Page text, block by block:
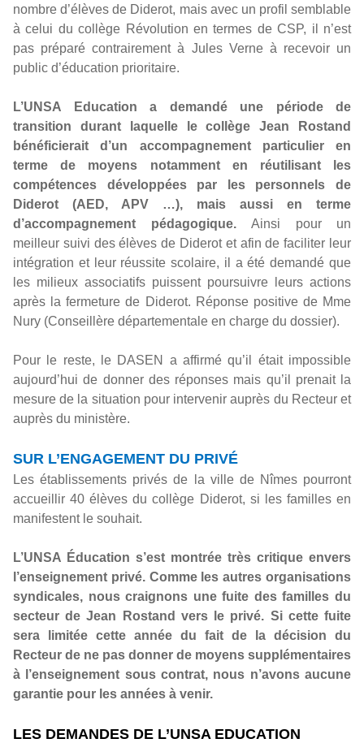
nombre d’élèves de Diderot, mais avec un profil semblable
à celui du collège Révolution en termes de CSP, il n’est
pas préparé contrairement à Jules Verne à recevoir un
public d’éducation prioritaire.
L’UNSA Education a demandé une période de
transition durant laquelle le collège Jean Rostand
bénéficierait d’un accompagnement particulier en
terme de moyens notamment en réutilisant les
compétences développées par les personnels de
Diderot (AED, APV …), mais aussi en terme
d’accompagnement pédagogique. Ainsi pour un
meilleur suivi des élèves de Diderot et afin de faciliter leur
intégration et leur réussite scolaire, il a été demandé que
les milieux associatifs puissent poursuivre leurs actions
après la fermeture de Diderot. Réponse positive de Mme
Nury (Conseillère départementale en charge du dossier).
Pour le reste, le DASEN a affirmé qu’il était impossible
aujourd’hui de donner des réponses mais qu’il prenait la
mesure de la situation pour intervenir auprès du Recteur et
auprès du ministère.
SUR L’ENGAGEMENT DU PRIVÉ
Les établissements privés de la ville de Nîmes pourront
accueillir 40 élèves du collège Diderot, si les familles en
manifestent le souhait.
L’UNSA Éducation s’est montrée très critique envers
l’enseignement privé. Comme les autres organisations
syndicales, nous craignons une fuite des familles du
secteur de Jean Rostand vers le privé. Si cette fuite
sera limitée cette année du fait de la décision du
Recteur de ne pas donner de moyens supplémentaires
à l’enseignement sous contrat, nous n’avons aucune
garantie pour les années à venir.
LES DEMANDES DE L’UNSA EDUCATION